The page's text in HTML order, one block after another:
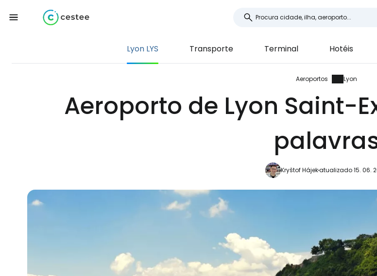
Lyon LYS Transporte Terminal Hotéis
Aeroportos Lyon
Aeroporto de Lyon Saint-
Kryštof Hájekatualizado 15. 06.